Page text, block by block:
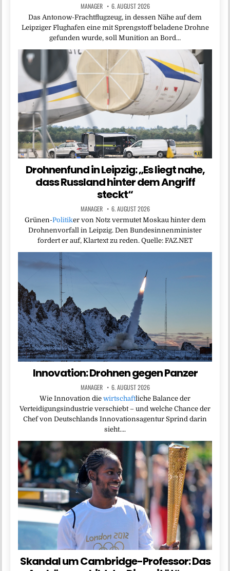
MANAGER 6. AUGUST 2026
Das Antonow-Frachtflugzeug, in dessen Nähe auf dem
Leipziger Flughafen eine mit Sprengstoff beladene Drohne
gefunden wurde, soll Munition an Bord…
Drohnenfund in Leipzig: „Es liegt nahe,
dass Russland hinter dem Angriff
steckt“
MANAGER 6. AUGUST 2026
Grünen-Politiker von Notz vermutet Moskau hinter dem
Drohnenvorfall in Leipzig. Den Bundesinnenminister
fordert er auf, Klartext zu reden. Quelle: FAZ.NET
Innovation: Drohnen gegen Panzer
MANAGER 6. AUGUST 2026
Wie Innovation die wirtschaftliche Balance der
Verteidigungsindustrie verschiebt – und welche Chance der
Chef von Deutschlands Innovationsagentur Sprind darin
sieht….
Skandal um Cambridge-Professor: Das